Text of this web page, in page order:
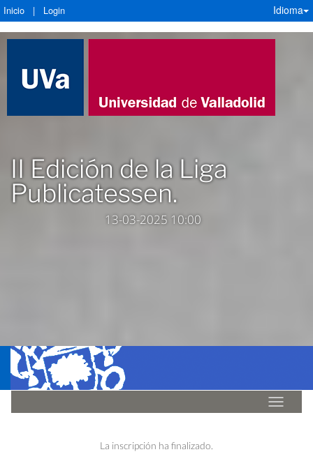
Inicio | Login Idioma
II Edición de la Liga
Publicatessen.
13-03-2025 10:00
Idioma
La inscripción ha finalizado.